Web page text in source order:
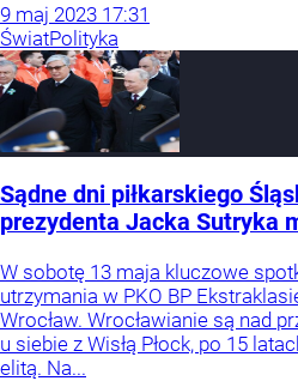
9 maj 2023 17:31
ŚwiatPolityka
Sądne dni piłkarskiego
prezydenta Jacka Sutryka
W sobotę 13 maja kluczowe
utrzymania w PKO BP
Wrocław. Wrocławianie są nad
u siebie z Wisłą Płock, po 15
elitą. Na...